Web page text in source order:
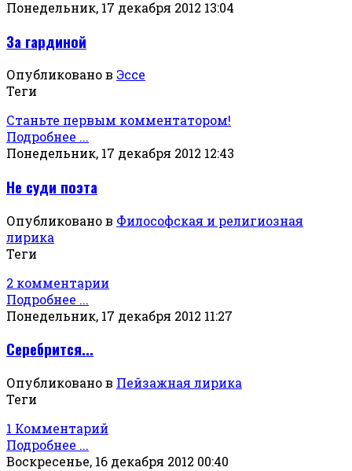
Понедельник, 17 декабря 2012 13:04
За гардиной
Опубликовано в Эссе
Теги
Станьте первым комментатором!
Подробнее ...
Понедельник, 17 декабря 2012 12:43
Не суди поэта
Опубликовано в Философская и религиозная
лирика
Теги
2 комментарии
Подробнее ...
Понедельник, 17 декабря 2012 11:27
Серебрится...
Опубликовано в Пейзажная лирика
Теги
1 Комментарий
Подробнее ...
Воскресенье, 16 декабря 2012 00:40